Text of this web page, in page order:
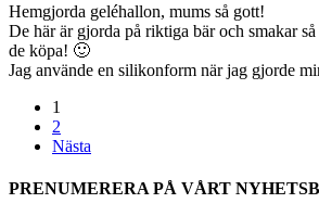
Hemgjorda geléhallon, mums så gott!
De här är gjorda på riktiga bär och smakar
de köpa! 🙂
Jag använde en silikonform när jag gjorde
1
2
Nästa
PRENUMERERA PÅ VÅRT